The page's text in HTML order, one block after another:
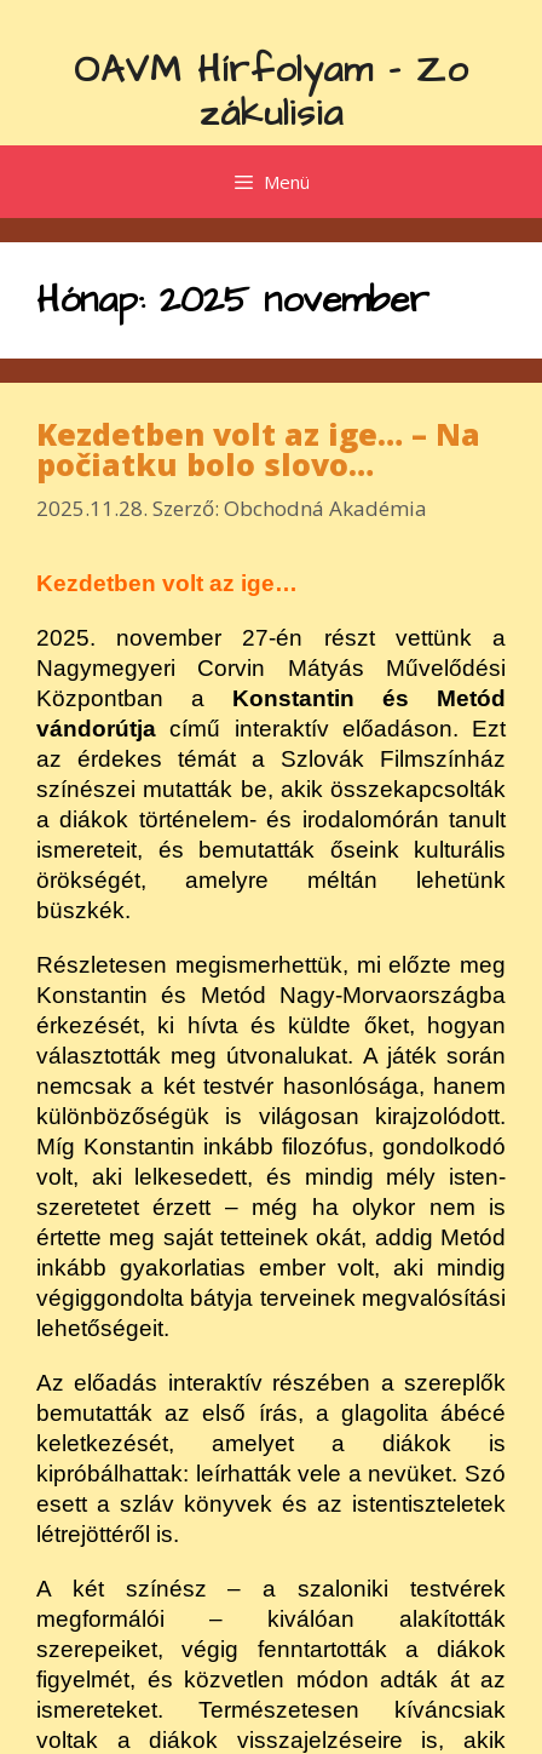
tartalombaOAVM Hírfolyam - Zo
zákulisia
Menü
Hónap: 2025 november
Kezdetben volt az ige… – Na
počiatku bolo slovo…
2025.11.28. Szerző: Obchodná Akadémia
Kezdetben volt az ige…
2025. november 27-én részt vettünk a
Nagymegyeri Corvin Mátyás Művelődési
Központban a Konstantin és Metód
vándorútja című interaktív előadáson. Ezt
az érdekes témát a Szlovák Filmszínház
színészei mutatták be, akik összekapcsolták
a diákok történelem- és irodalomórán tanult
ismereteit, és bemutatták őseink kulturális
örökségét, amelyre méltán lehetünk
büszkék.
Részletesen megismerhettük, mi előzte meg
Konstantin és Metód Nagy-Morvaországba
érkezését, ki hívta és küldte őket, hogyan
választották meg útvonalukat. A játék során
nemcsak a két testvér hasonlósága, hanem
különbözőségük is világosan kirajzolódott.
Míg Konstantin inkább filozófus, gondolkodó
volt, aki lelkesedett, és mindig mély isten­
szeretetet érzett – még ha olykor nem is
értette meg saját tetteinek okát, addig Metód
inkább gyakorlatias ember volt, aki mindig
végiggondolta bátyja terveinek megvalósítási
lehetőségeit.
Az előadás interaktív részében a szereplők
bemutatták az első írás, a glagolita ábécé
keletkezését, amelyet a diákok is
kipróbálhattak: leírhatták vele a nevüket. Szó
esett a szláv könyvek és az istentiszteletek
létrejöttéről is.
A két színész – a szaloniki testvérek
megformálói – kiválóan alakították
szerepeiket, végig fenntartották a diákok
figyelmét, és közvetlen módon adták át az
ismereteket. Természetesen kíváncsiak
voltak a diákok visszajelzéseire is, akik